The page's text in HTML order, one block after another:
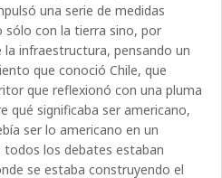
una serie de medidas
con la tierra sino, por
infraestructura, pensando un
que conoció Chile, que
que reflexionó con una pluma
qué significaba ser americano,
ser lo americano en un
los debates estaban
se estaba construyendo el